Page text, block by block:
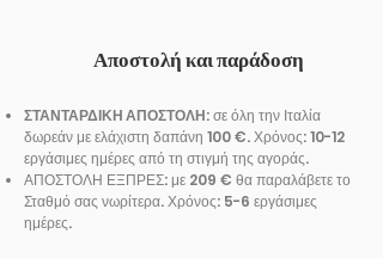
Αποστολή και παράδοση
ΣΤΑΝΤΑΡΔΙΚΗ ΑΠΟΣΤΟΛΗ: σε όλη την Ιταλία
δωρεάν με ελάχιστη δαπάνη 100 €. Χρόνος: 10-12
εργάσιμες ημέρες από τη στιγμή της αγοράς.
ΑΠΟΣΤΟΛΗ ΕΞΠΡΕΣ: με 209 € θα παραλάβετε το
Σταθμό σας νωρίτερα. Χρόνος: 5-6 εργάσιμες
ημέρες.